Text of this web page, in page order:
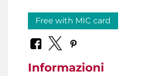
Free with MIC card
Informazioni